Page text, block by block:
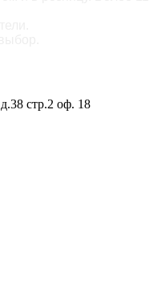
стр.2 оф. 18